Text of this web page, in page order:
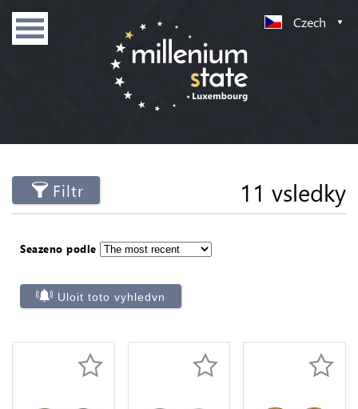
Czech
Filtr 11 vsledky
Seazeno podle
Uloit toto vyhledvn